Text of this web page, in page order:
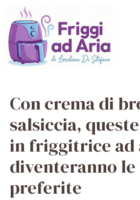
contenuto
Con crema di
salsiccia,
in friggitrice ad
diventeranno le
preferite